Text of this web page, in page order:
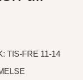
TIS-FRE 11-14